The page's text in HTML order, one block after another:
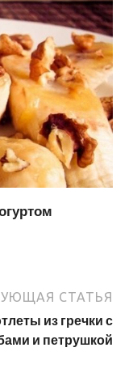
СТАТЬЯ
из гречки с
и петрушкой